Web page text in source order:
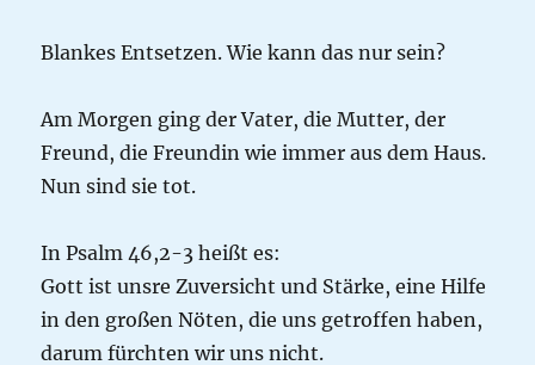
Blankes Entsetzen. Wie kann das nur sein?
Am Morgen ging der Vater, die Mutter, der
Freund, die Freundin wie immer aus dem Haus.
Nun sind sie tot.
In Psalm 46,2-3 heißt es:
Gott ist unsre Zuversicht und Stärke, eine Hilfe
in den großen Nöten, die uns getroffen haben,
darum fürchten wir uns nicht.